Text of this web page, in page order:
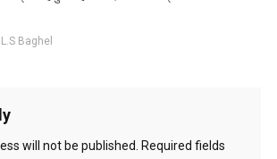
L.S Baghel
will not be published.
Required fields